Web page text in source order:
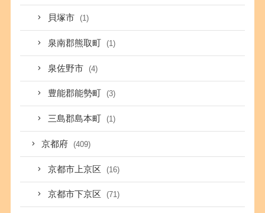
貝塚市 (1)
泉南郡熊取町 (1)
泉佐野市 (4)
豊能郡能勢町 (3)
三島郡島本町 (1)
京都府 (409)
京都市上京区 (16)
京都市下京区 (71)